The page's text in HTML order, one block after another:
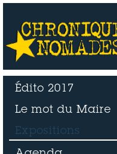
Édito 2017
Le mot du Maire
Expositions